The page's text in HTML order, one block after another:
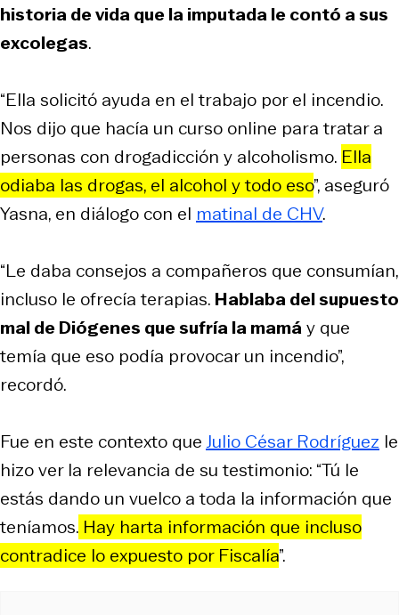
historia de vida que la imputada le contó a sus
excolegas.
“Ella solicitó ayuda en el trabajo por el incendio.
Nos dijo que hacía un curso online para tratar a
personas con drogadicción y alcoholismo. Ella
odiaba las drogas, el alcohol y todo eso”, aseguró
Yasna, en diálogo con el matinal de CHV.
“Le daba consejos a compañeros que consumían,
incluso le ofrecía terapias. Hablaba del supuesto
mal de Diógenes que sufría la mamáy que
temía que eso podía provocar un incendio”,
recordó.
Fue en este contexto que Julio César Rodríguez le
hizo ver la relevancia de su testimonio: “Tú le
estás dando un vuelco a toda la información que
teníamos. Hay harta información que incluso
contradice lo expuesto por Fiscalía”.